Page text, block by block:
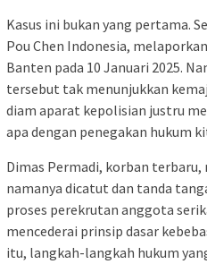
Kasus ini bukan yang pertama.
Pou Chen Indonesia,
Banten pada 10 Januari 2025.
tersebut tak menunjukkan
diam aparat kepolisian justru
apa dengan penegakan hukum
Dimas Permadi, korban
namanya dicatut dan tanda
proses perekrutan anggota
mencederai prinsip dasar
itu, langkah-langkah hukum